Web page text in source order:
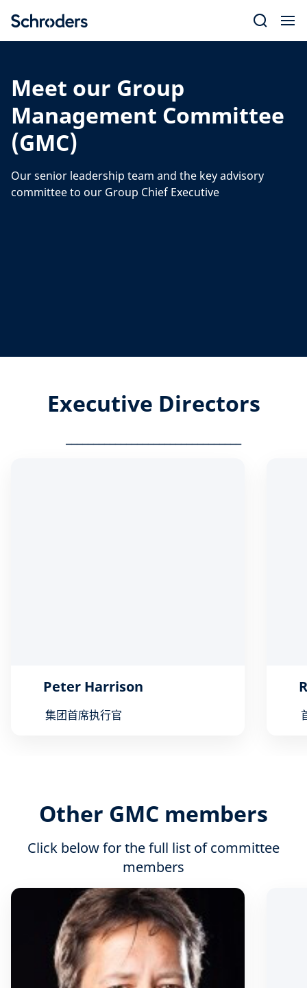
content
Meet our Group
Management Committee
(GMC)
Our senior leadership team and the key advisory
committee to our Group Chief Executive
Executive Directors
Peter Harrison
集团首席执行官
Other GMC members
Click below for the full list of committee
members